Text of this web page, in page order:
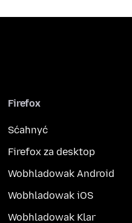
Firefox
Sćahnyć
Firefox za desktop
Wobhladowak Android
Wobhladowak iOS
Wobhladowak Klar